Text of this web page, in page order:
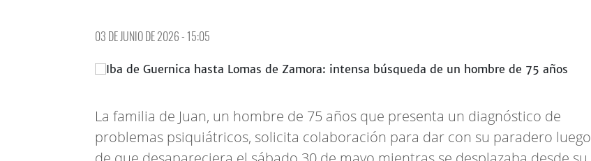
03 DE JUNIO DE 2026 - 15:05
La familia de Juan, un hombre de 75 años que presenta un diagnóstico de
problemas psiquiátricos, solicita colaboración para dar con su paradero luego